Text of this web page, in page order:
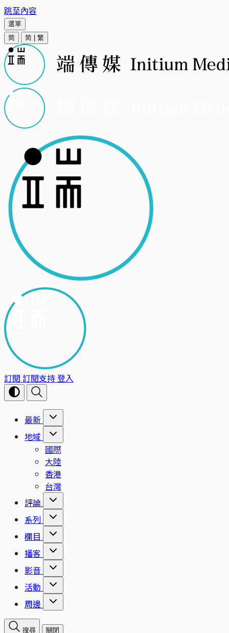
跳至內容
選單
简
简 繁
訂閱 訂閱支持登入
最新
地域
國際
大陸
香港
台灣
評論
系列
欄目
播客
影音
活動
周邊
搜尋 關閉